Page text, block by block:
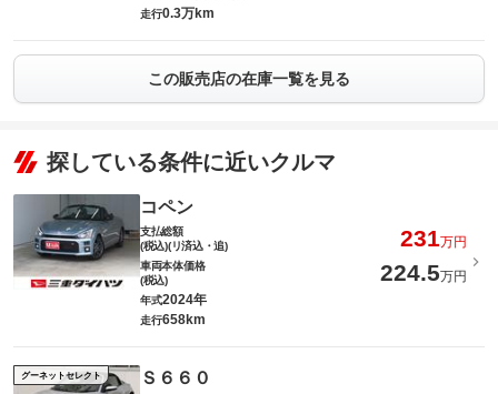
走行0.3万km
この販売店の在庫一覧を見る
探している条件に近いクルマ
コペン
支払総額
(税込)(リ済込・追)
231万円
車両本体価格
(税込)
224.5万円
年式2024年
走行658km
グーネットセレクト Ｓ６６０